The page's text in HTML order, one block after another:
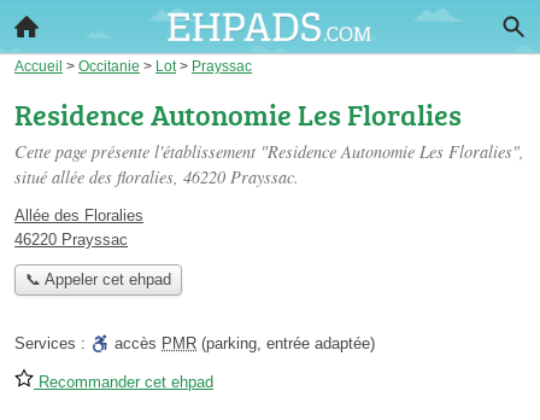
Accueil > Occitanie > Lot> Prayssac
Residence Autonomie Les Floralies
Cette page présente l'établissement "Residence Autonomie Les Floralies",
situé allée des floralies, 46220 Prayssac.
Allée des Floralies
46220 Prayssac
📞 Appeler cet ehpad
Services : accès PMR (parking, entrée adaptée)
Recommander cet ehpad